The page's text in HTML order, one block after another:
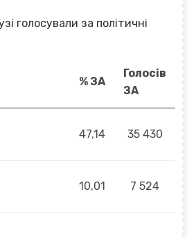
голосували за політичні
% ЗА
Голосів
ЗА
47,14 35 430
10,01 7 524